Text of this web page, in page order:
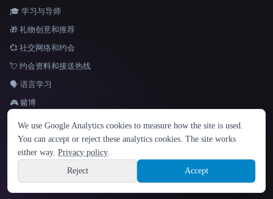
语言
English español Français Русский 简体中文
Hindi
Sign up
🎓 学习与导师
🎁 礼物创意和推荐
💞 社交网络和约会
💘 约会资料和接送热线
🗣️ 语言学习
🎮 赌博
Site information
© 2026 That AI Collection. 保留所有权利。
Built with Metatron ★
build de3d624c
We use Google Analytics cookies to measure how the site is used.
You can accept or reject these analytics cookies. The site works
either way. Privacy policy.
Reject
Accept